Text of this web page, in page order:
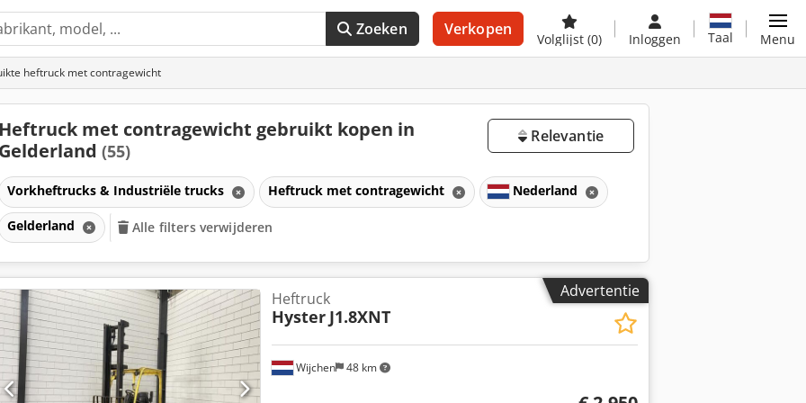
Zoeken Verkopen
Volglijst (0) Inloggen Taal Menu
heftruck met contragewicht
Heftruck met contragewicht gebruikt kopen in
Gelderland (55)
Relevantie
Vorkheftrucks & Industriële trucks Heftruck met contragewicht Nederland
Gelderland Alle filters verwijderen
Advertentie
Wijchen 48 km
Heftruck
Hyster J1.8XNT